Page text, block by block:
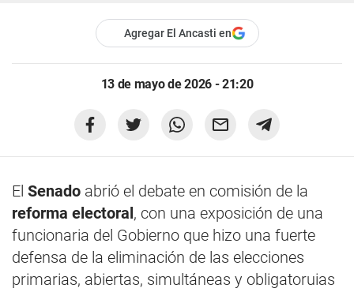
Agregar El Ancasti en
13 de mayo de 2026 - 21:20
El Senado abrió el debate en comisión de la
reforma electoral , con una exposición de una
funcionaria del Gobierno que hizo una fuerte
defensa de la eliminación de las elecciones
primarias, abiertas, simultáneas y obligatoruias